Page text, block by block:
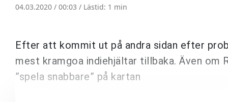
04.03.2020 / 00:03 / Lästid: 1 min
Efter att kommit ut på andra sidan efter
mest kramgoa indiehjältar tillbaka. Även om
”spela snabbare” på kartan